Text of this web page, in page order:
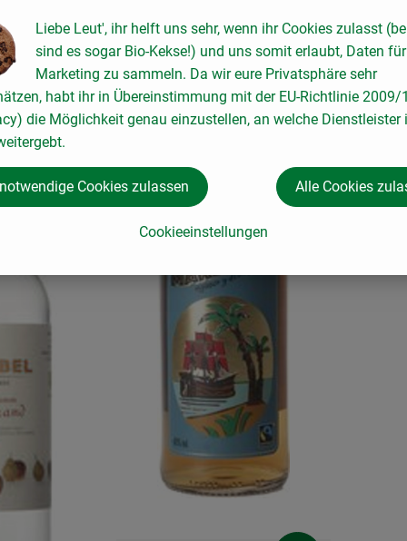
, Preis:
9,99
Feel
Liebe Leut', ihr helft uns sehr, wenn ihr Cookies zulasst
sind es sogar Bio-Kekse!) und uns somit erlaubt, Daten
Marketing zu sammeln. Da wir eure Privatsphäre sehr
habt ihr in Übereinstimmung mit der EU-Richtlinie 2009/
die Möglichkeit genau einzustellen, an welche Dienstleister
Cookieeinstellungen
Cookies zulassen Alle Cookies